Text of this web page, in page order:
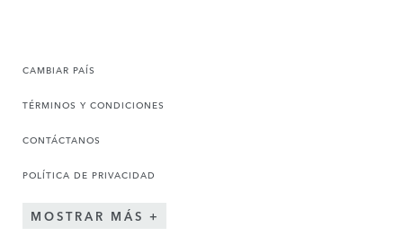
CAMBIAR PAÍS
TÉRMINOS Y CONDICIONES
CONTÁCTANOS
POLÍTICA DE PRIVACIDAD
MOSTRAR MÁS